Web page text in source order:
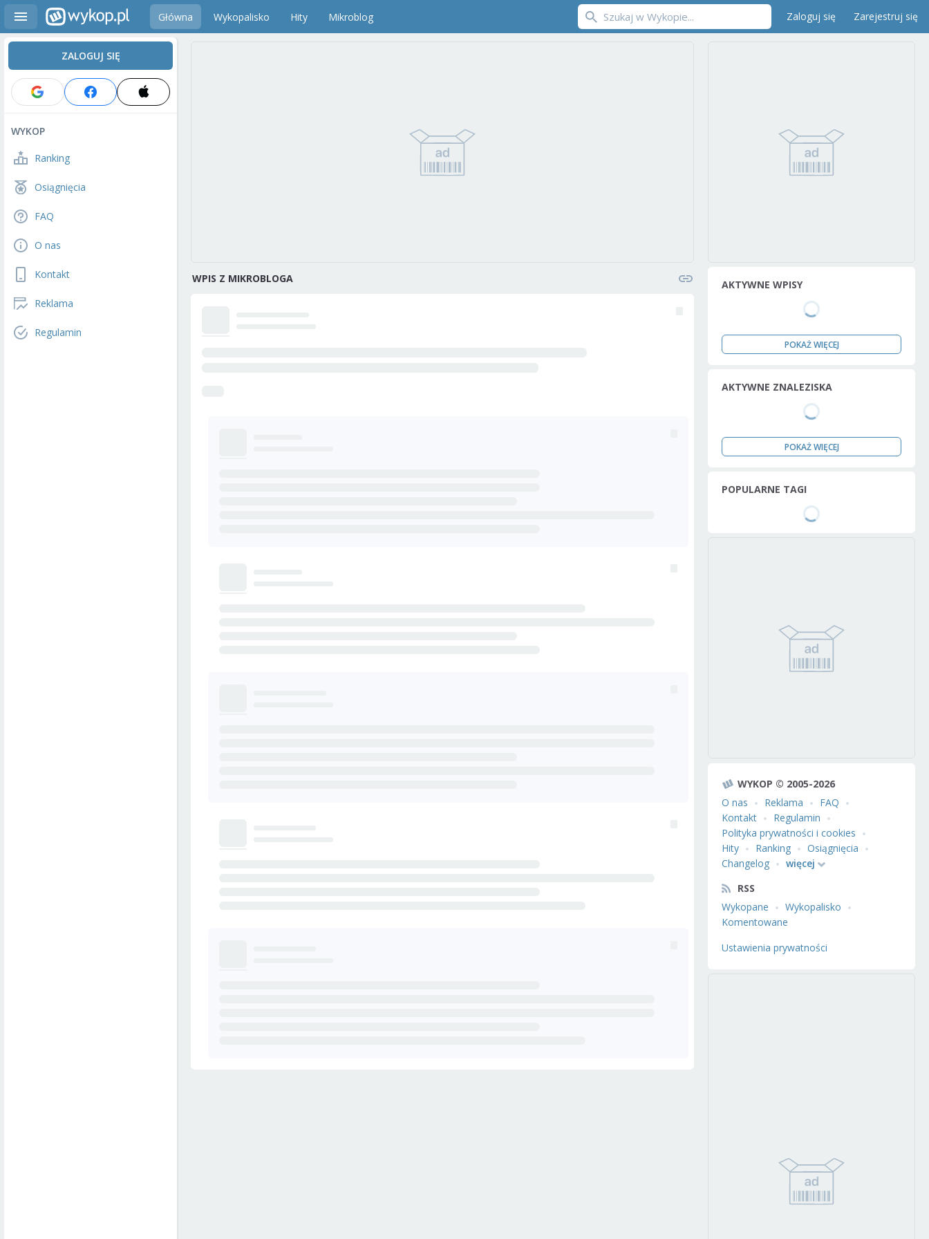
Główna Wykopalisko Hity Mikroblog Zaloguj się Zarejestruj się
ZALOGUJ SIĘ
WYKOP
Ranking
Osiągnięcia
FAQ
O nas
Kontakt
Reklama
Regulamin
WPIS Z MIKROBLOGA AKTYWNE WPISY
POKAŻ WIĘCEJ
AKTYWNE ZNALEZISKA
POKAŻ WIĘCEJ
POPULARNE TAGI
WYKOP © 2005-2026
O nas
Reklama
FAQ
Kontakt
Regulamin
Polityka prywatności i cookies
Hity
Ranking
Osiągnięcia
Changelog
więcej
RSS
Wykopane
Wykopalisko
Komentowane
Ustawienia prywatności